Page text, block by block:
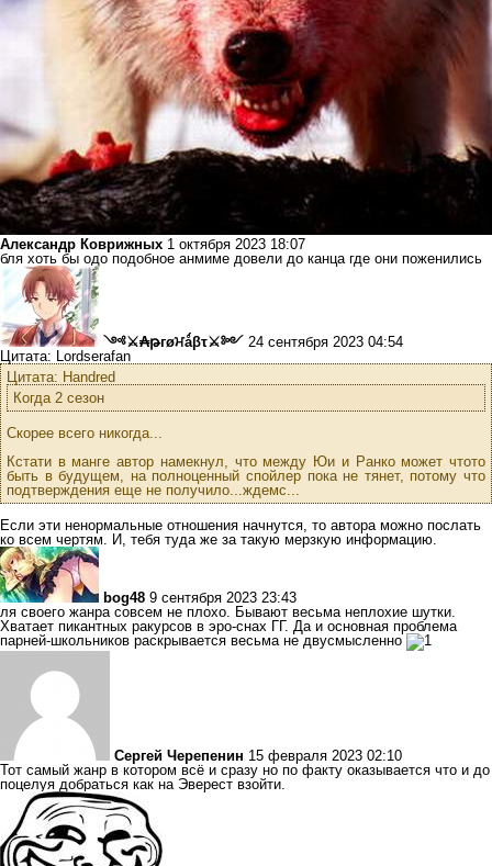
Александр Коврижных 1 октября 2023 18:07
бля хоть бы одо подобное анмиме довели до канца где они поженились
༺⚔₳թгøਮǻβτ⚔༻ 24 сентября 2023 04:54
Цитата: Lordserafan
Цитата: Handred
Когда 2 сезон
Скорее всего никогда...
Кстати в манге автор намекнул, что между Юи и Ранко может чтото
быть в будущем, на полноценный спойлер пока не тянет, потому что
подтверждения еще не получило...ждемс...
Если эти ненормальные отношения начнутся, то автора можно послать
ко всем чертям. И, тебя туда же за такую мерзкую информацию.
bog48 9 сентября 2023 23:43
ля своего жанра совсем не плохо. Бывают весьма неплохие шутки.
Хватает пикантных ракурсов в эро-снах ГГ. Да и основная проблема
парней-школьников раскрывается весьма не двусмысленно
Сергей Черепенин 15 февраля 2023 02:10
Тот самый жанр в котором всё и сразу но по факту оказывается что и до
поцелуя добраться как на Эверест взойти.